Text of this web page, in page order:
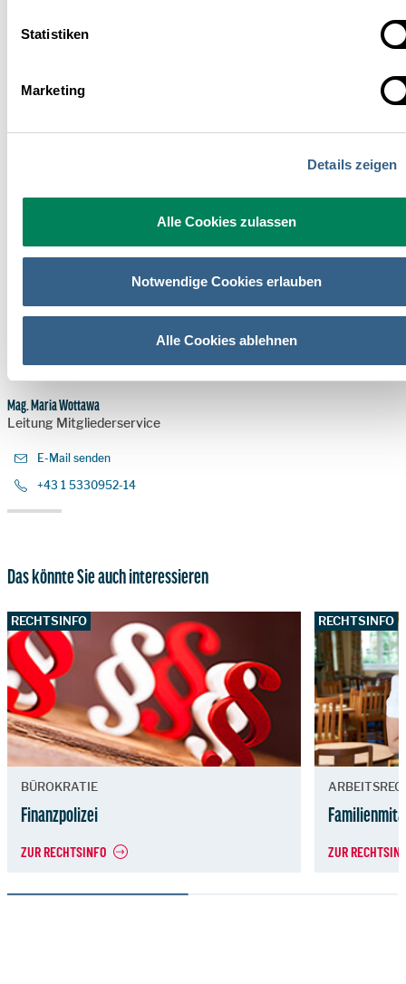
Statistiken
Marketing
Details zeigen
Alle Cookies zulassen
Notwendige Cookies erlauben
Alle Cookies ablehnen
(siehe oben)
andere Kanäle weiterbuchen und wer geht evtl. für das Haus
verloren? Suchen Sie hier nach Möglichkeit den direkten
Stand: Dezember 2019
Mag. Maria Wottawa
Leitung Mitgliederservice
E-Mail senden
+43 1 5330952-14
Das könnte Sie auch interessieren
RECHTSINFO
BÜROKRATIE
Finanzpolizei
ZUR RECHTSINFO
RECHTSINFO
ZUR